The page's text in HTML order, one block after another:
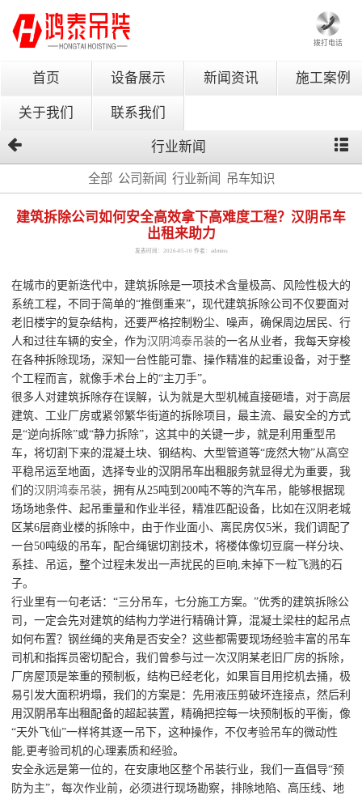
拨打电话
首页 设备展示 新闻资讯 施工案例
关于我们 联系我们
行业新闻
全部 公司新闻 行业新闻 吊车知识
建筑拆除公司如何安全高效拿下高难度工程？汉阴吊车
出租来助力
发表时间：2026-05-10 作者：admins
在城市的更新迭代中，建筑拆除是一项技术含量极高、风险性极大的
系统工程，不同于简单的“推倒重来”，现代建筑拆除公司不仅要面对
老旧楼宇的复杂结构，还要严格控制粉尘、噪声，确保周边居民、行
人和过往车辆的安全，作为汉阴鸿泰吊装的一名从业者，我每天穿梭
在各种拆除现场，深知一台性能可靠、操作精准的起重设备，对于整
个工程而言，就像手术台上的“主刀手”。
很多人对建筑拆除存在误解，认为就是大型机械直接砸墙，对于高层
建筑、工业厂房或紧邻繁华街道的拆除项目，最主流、最安全的方式
是“逆向拆除”或“静力拆除”，这其中的关键一步，就是利用重型吊
车，将切割下来的混凝土块、钢结构、大型管道等“庞然大物”从高空
平稳吊运至地面，选择专业的汉阴吊车出租服务就显得尤为重要，我
们的汉阴鸿泰吊装，拥有从25吨到200吨不等的汽车吊，能够根据现
场场地条件、起吊重量和作业半径，精准匹配设备，比如在汉阴老城
区某6层商业楼的拆除中，由于作业面小、离民房仅5米，我们调配了
一台50吨级的吊车，配合绳锯切割技术，将楼体像切豆腐一样分块、
系挂、吊运，整个过程未发出一声扰民的巨响,未掉下一粒飞溅的石
子。
行业里有一句老话：“三分吊车，七分施工方案。”优秀的建筑拆除公
司，一定会先对建筑的结构力学进行精确计算，混凝土梁柱的起吊点
如何布置？钢丝绳的夹角是否安全？这些都需要现场经验丰富的吊车
司机和指挥员密切配合，我们曾参与过一次汉阴某老旧厂房的拆除，
厂房屋顶是笨重的预制板，结构已经老化，如果盲目用挖机去捅，极
易引发大面积坍塌，我们的方案是：先用液压剪破坏连接点，然后利
用汉阴吊车出租配备的超起装置，精确把控每一块预制板的平衡，像
“天外飞仙”一样将其逐一吊下，这种操作，不仅考验吊车的微动性
能,更考验司机的心理素质和经验。
安全永远是第一位的，在安康地区整个吊装行业，我们一直倡导“预
防为主”，每次作业前，必须进行现场勘察，排除地陷、高压线、地